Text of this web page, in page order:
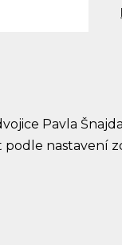
Pavla
podle